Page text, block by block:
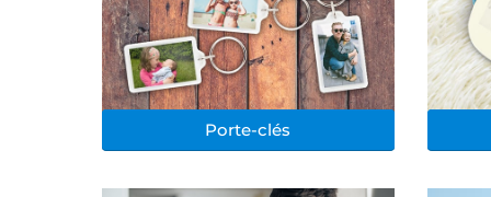
Porte-clés